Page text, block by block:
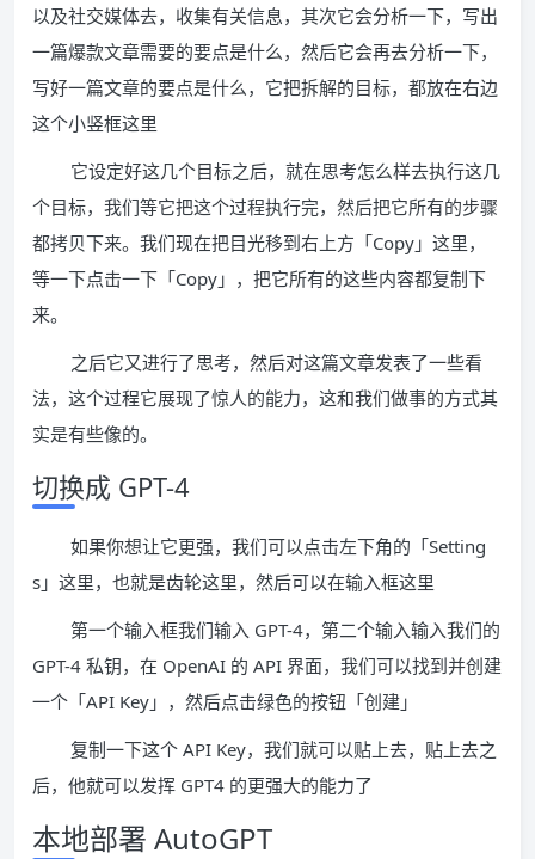
以及社交媒体去，收集有关信息，其次它会分析一下，写出
一篇爆款文章需要的要点是什么，然后它会再去分析一下，
写好一篇文章的要点是什么，它把拆解的目标，都放在右边
这个小竖框这里
它设定好这几个目标之后，就在思考怎么样去执行这几
个目标，我们等它把这个过程执行完，然后把它所有的步骤
都拷贝下来。我们现在把目光移到右上方「Copy」这里，
等一下点击一下「Copy」，把它所有的这些内容都复制下
来。
之后它又进行了思考，然后对这篇文章发表了一些看
法，这个过程它展现了惊人的能力，这和我们做事的方式其
实是有些像的。
切换成 GPT-4
如果你想让它更强，我们可以点击左下角的「Setting
s」这里，也就是齿轮这里，然后可以在输入框这里
第一个输入框我们输入 GPT-4，第二个输入输入我们的
GPT-4 私钥，在 OpenAI 的 API 界面，我们可以找到并创建
一个「API Key」，然后点击绿色的按钮「创建」
复制一下这个 API Key，我们就可以贴上去，贴上去之
后，他就可以发挥 GPT4 的更强大的能力了
本地部署 AutoGPT